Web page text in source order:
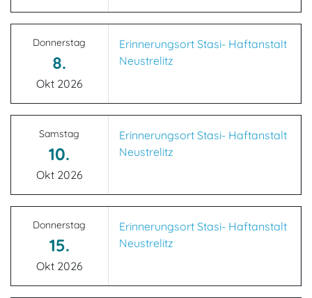
Donnerstag
8.
Okt 2026
Erinnerungsort Stasi- Haftanstalt
Neustrelitz
Samstag
10.
Okt 2026
Erinnerungsort Stasi- Haftanstalt
Neustrelitz
Donnerstag
15.
Okt 2026
Erinnerungsort Stasi- Haftanstalt
Neustrelitz